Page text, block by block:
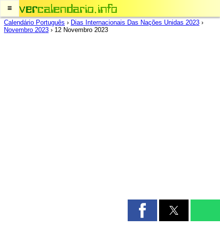
≡
Calendário Português › Dias Internacionais Das Nações Unidas 2023 ›
Novembro 2023 › 12 Novembro 2023